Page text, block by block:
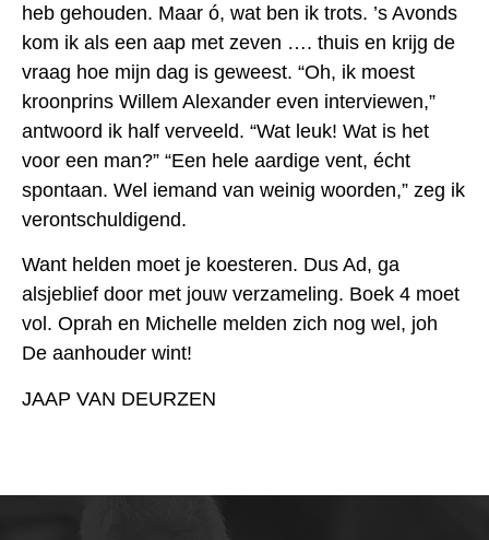
heb gehouden. Maar ó, wat ben ik trots. ’s Avonds
kom ik als een aap met zeven …. thuis en krijg de
vraag hoe mijn dag is geweest. “Oh, ik moest
kroonprins Willem Alexander even interviewen,”
antwoord ik half verveeld. “Wat leuk! Wat is het
voor een man?” “Een hele aardige vent, écht
spontaan. Wel iemand van weinig woorden,” zeg ik
verontschuldigend.
Want helden moet je koesteren. Dus Ad, ga
alsjeblief door met jouw verzameling. Boek 4 moet
vol. Oprah en Michelle melden zich nog wel, joh
De aanhouder wint!
JAAP VAN DEURZEN